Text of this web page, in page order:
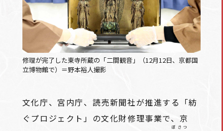
修理が完了した東寺所蔵の「二間観音」（12月12日、京都国
立博物館で）＝野本裕人撮影
文化庁、宮内庁、読売新聞社が推進する「紡
ぐプロジェクト」の文化財修理事業で、京
ぼさつ